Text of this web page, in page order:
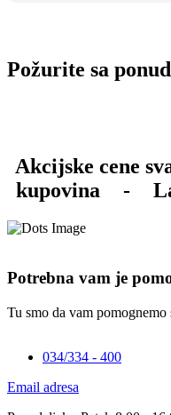
Požurite sa
Akcijske cene
kupovina
-
Potrebna vam je
Tu smo da vam
034/334 - 400
Email adresa